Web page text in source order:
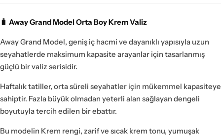
🧳 Away Grand Model Orta Boy Krem Valiz
Away Grand Model, geniş iç hacmi ve dayanıklı yapısıyla uzun
seyahatlerde maksimum kapasite arayanlar için tasarlanmış
güçlü bir valiz serisidir.
Haftalık tatiller, orta süreli seyahatler için mükemmel kapasiteye
sahiptir. Fazla büyük olmadan yeterli alan sağlayan dengeli
boyutuyla tercih edilen bir ebattır.
Bu modelin Krem rengi, zarif ve sıcak krem tonu, yumuşak